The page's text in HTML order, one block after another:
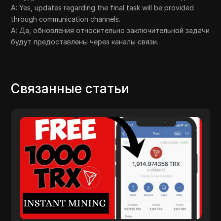
A: Yes, updates regarding the final task will be provided
through communication channels.
A: Да, обновления относительно заключительной задачи
будут предоставлены через каналы связи.
Связанные статьи